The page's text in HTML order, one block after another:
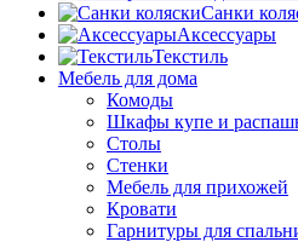
Санки
Аксессуары
Текстиль
Мебель для дома
Комоды
Шкафы купе и
Столы
Стенки
Мебель для прихожей
Кровати
Гарнитуры для